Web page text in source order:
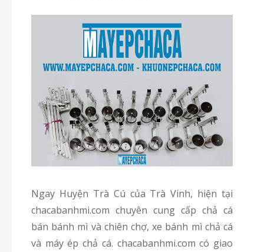
Ngay Huyện Trà Cú của Trà Vinh, hiện tại
chacabanhmi.com chuyên cung cấp chả cá
bán bánh mì và chiên chợ, xe bánh mì chả cá
và máy ép chả cá. chacabanhmi.com có giao